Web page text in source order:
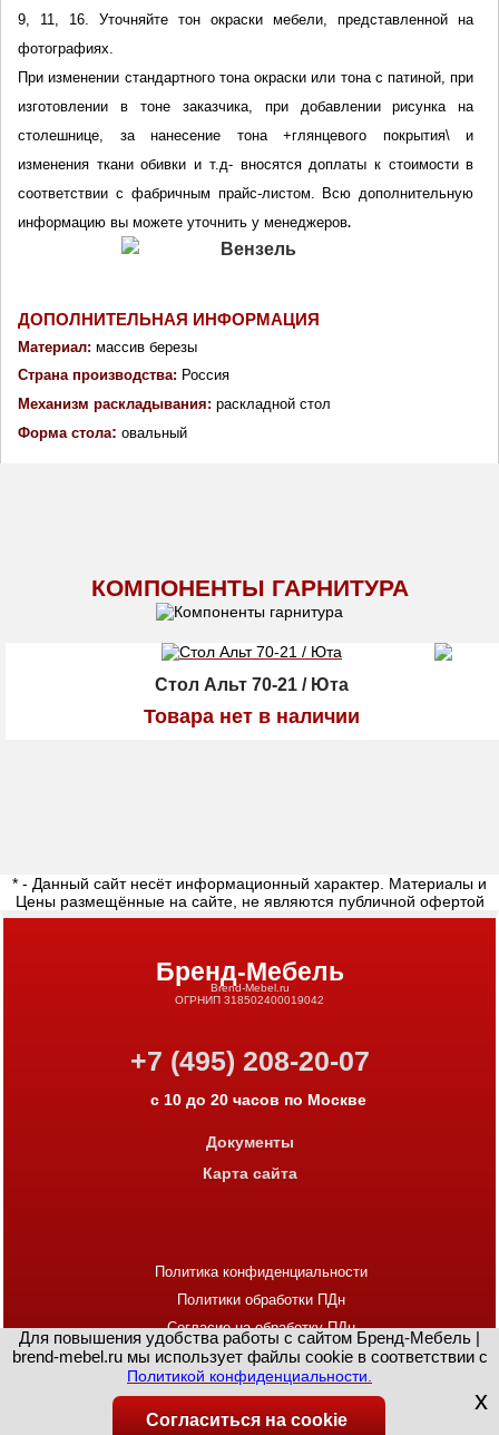
9, 11, 16. Уточняйте тон окраски мебели, представленной на
фотографиях.
При изменении стандартного тона окраски или тона с патиной, при
изготовлении в тоне заказчика, при добавлении рисунка на
столешнице, за нанесение тона +глянцевого покрытия\ и
изменения ткани обивки и т.д- вносятся доплаты к стоимости в
соответствии с фабричным прайс-листом. Всю дополнительную
информацию вы можете уточнить у менеджеров.
ДОПОЛНИТЕЛЬНАЯ ИНФОРМАЦИЯ
Материал: массив березы
Страна производства: Россия
Механизм раскладывания: раскладной стол
Форма стола: овальный
КОМПОНЕНТЫ ГАРНИТУРА
Cтол Альт 70-21 / Юта
Товара нет в наличии
* - Данный сайт несёт информационный характер. Материалы и
Цены размещённые на сайте, не являются публичной офертой
Бренд-Мебель
Brend-Mebel.ru
ОГРНИП 318502400019042
Политика конфиденциальности
Политики обработки ПДн
Согласие на обработку ПДн
MEBEL.RU
+7 (495) 208-20-07
с 10 до 20 часов по Москве
Документы
Карта сайта
Для повышения удобства работы с сайтом Бренд-Мебель |
brend-mebel.ru мы использует файлы cookie в соответствии с
Политикой конфиденциальности.
Согласиться на cookie
x